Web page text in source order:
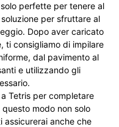
perfette per tenere al
per sfruttare al
Dopo aver caricato
ti consigliamo di impilare
dal pavimento al
e utilizzando gli
Tetris per completare
questo modo non solo
assicurerai anche che